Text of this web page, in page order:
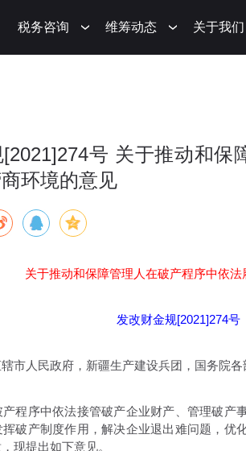
税务咨询 维筹动态 关于我们
号 关于推动和保
环境的意见
关于推动和保障管理人在破产程序中依
发改财金规[2021]274号
市人民政府，新疆生产建设兵团，国务院各
序中依法接管破产企业财产、管理破产
破产制度作用，解决企业退出难问题，优
现提出如下意见。